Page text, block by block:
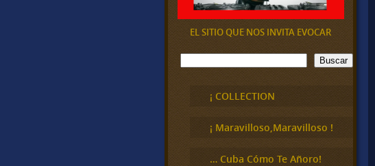
EL SITIO QUE NOS INVITA EVOCAR
B
u
Buscar
¡ COLLECTION
¡ Maravilloso,Maravilloso !
… Cuba Cómo Te Añoro!